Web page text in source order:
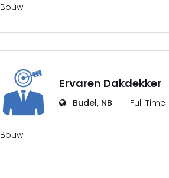
Bouw
Ervaren Dakdekker
Budel, NB Full Time
Bouw